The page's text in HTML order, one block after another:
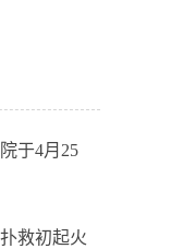
于4月25
救初起火